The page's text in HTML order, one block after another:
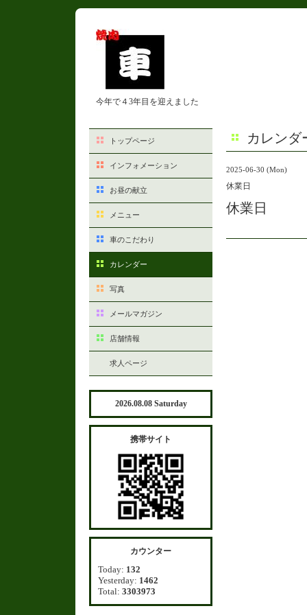
今年で４3年目を迎えました
カレンダ
2025-06-30 (Mon)
休業日
休業日
トップページ
インフォメーション
お昼の献立
メニュー
車のこだわり
カレンダー
写真
メールマガジン
店舗情報
求人ページ
2026.08.08 Saturday
携帯サイト
カウンター
Today: 132
Yesterday: 1462
Total: 3303973